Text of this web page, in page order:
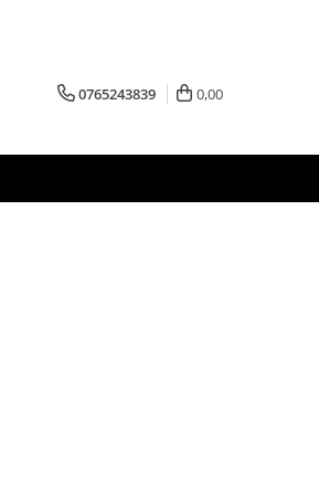
0765243839 0,00